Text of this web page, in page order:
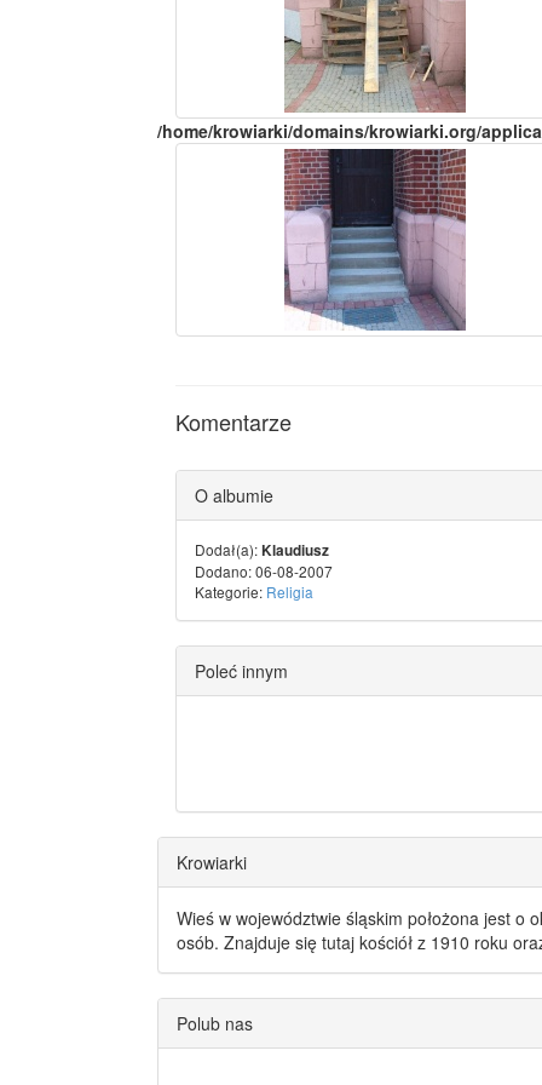
/home/krowiarki/domains/krowiarki.org/
Komentarze
O albumie
Dodał(a):Klaudiusz
Dodano: 06-08-2007
Kategorie: Religia
Poleć innym
Krowiarki
Wieś w województwie śląskim położona jest o
osób. Znajduje się tutaj kościół z 1910 roku
Polub nas